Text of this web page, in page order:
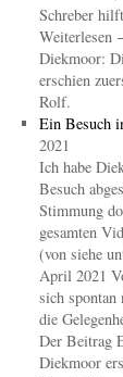
Schreber
Weiterlesen
Diekmoor:
erschien
Rolf.
Ein Besuch
2021
Ich habe
Besuch
Stimmung
gesamten
(von siehe
April 2021
sich spontan
die
Der Beitrag
Diekmoor